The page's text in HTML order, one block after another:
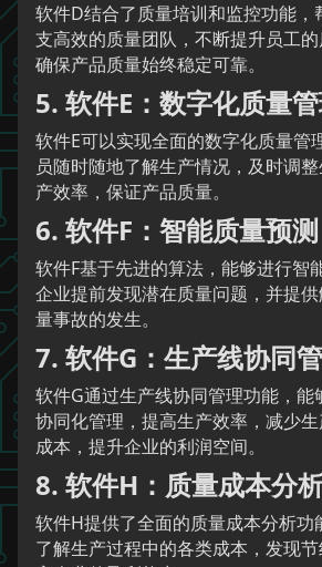
软件D结合了质量培训和监控功能，
支高效的质量团队，不断提升员工的
确保产品质量始终稳定可靠。
5. 软件E：数字化质量
软件E可以实现全面的数字化质量管
员随时随地了解生产情况，及时调
产效率，保证产品质量。
6. 软件F：智能质量预测
软件F基于先进的算法，能够进行智
企业提前发现潜在质量问题，并提
量事故的发生。
7. 软件G：生产线协同
软件G通过生产线协同管理功能，能
协同化管理，提高生产效率，减少
成本，提升企业的利润空间。
8. 软件H：质量成本分
软件H提供了全面的质量成本分析功
了解生产过程中的各类成本，发现